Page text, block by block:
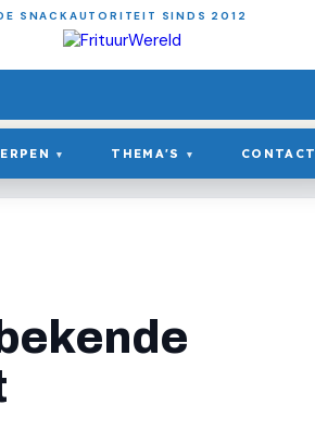
SNACKAUTORITEIT SINDS 2012
▾ THEMA'S ▾ CONTACT